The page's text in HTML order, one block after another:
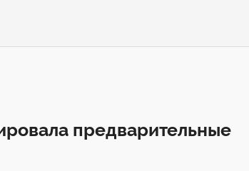
предварительные